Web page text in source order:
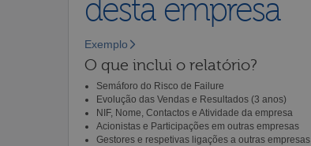
desta empresa
Exemplo
O que inclui o relatório?
Semáforo do Risco de Failure
Evolução das Vendas e Resultados (3 anos)
NIF, Nome, Contactos e Atividade da empresa
Acionistas e Participações em outras empresas
Gestores e respetivas ligações a outras empresas